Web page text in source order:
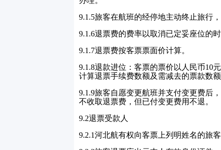
9.1.5旅客在航班的经停地主动终止旅行
9.1.6退票费的费率以取消已定妥座位的
9.1.7退票费按客票票面价计算。
9.1.8退款进位：客票的票价以人民币10
计算退票手续费数额及需减去的票款数
9.1.9旅客自愿变更航班并支付变更费后
不收取退票费，但已付变更费用不退。
9.2退票受款人
9.2.1河北航有权向客票上列明姓名的旅